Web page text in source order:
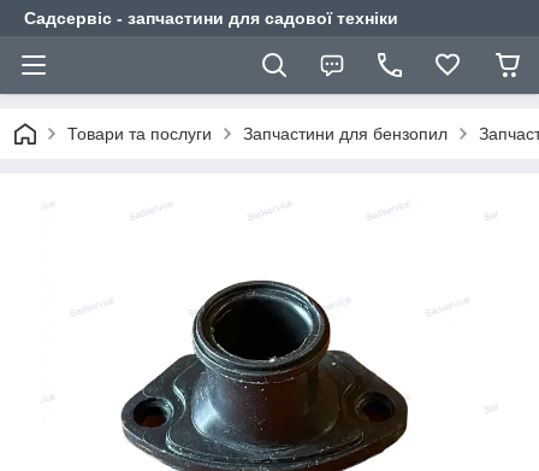
Садсервіс - запчастини для садової техніки
Товари та послуги Запчастини для бензопил